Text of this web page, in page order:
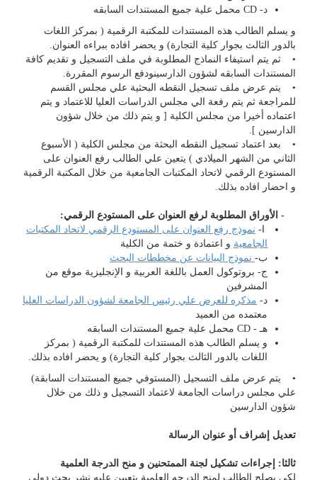
د- CD محمل علية جميع المستندات السابقه
و يسلم الطالب هذه المستندات للمكتبة الرقمية ( بمركز اللغات
بالدور الثالث بجوار كلية التجارة) و يحضر افاده ببراءه العنوان.
• ثم يتم استيفاء النماذج المطلوبة في ملف التسجيل و تقديم كافة
المستندات السابقه لشؤون الدارسينودفع الرسوم المقررة.
• يتم عرض ملف تسجيل النقطه البحثية علي مجلس القسم
للمراجعة ثم يتم رفعة الي مجلس الدراسات العليا للاعتماد و يتم
اعتماده أخيرا من مجلس الكلية [ و يتم ذلك من خلال شؤون
الدارسين ].
• بعد اعتماد تسجيل النقطه البحثة من مجلس الكلية ( الأسبوع
الثاني من الشهر الميلادي ) يتعين علي الطالب رفع العنوان على
المستودع الرقمي لاتحاد المكتبات الجامعية من خلال المكتبة الرقمية
و احضار افاده بذلك.
- الأوراق المطلوبة لرفع العنوان على المستودع الرقمي:
ا- نموذج رفع العنوان على المستودع الرقمي لاتحاد المكتبات
الجامعية و اعتمادة و ختمة من الكلية
ب- نموذج البيانات عن مخططات البحث
ج- بروتوكول العمل باللغة العربية و الإنجليزية موقع من
المشرفين
د- مذكره للعرض علي رئيس الجامعة لشؤون الدراسات العليا
معتمده من العميد
هـ - CD محمل علية جميع المستندات السابقه
و يسلم الطالب هذه المستندات للمكتبة الرقمية ( بمركز
اللغات بالدور الثالث بجوار كلية التجارة) و يحضر افاده بذلك.
• يتم عرض ملف التسجيل (المستوفي جميع المستندات السابقة)
علي مجلس دراسات الجامعة لاعتماد التسجيل و ذلك من خلال
شؤون الدارسين
تعديل إشراف أو عنوان الرسالة
ثالثا: إجراءات تشكيل لجنة الممتحنين و منح الدرجة العلمية
لكي يصلح الطالب لمنح الدرجه العلمية يتعيين عليه نشر بحث دولي